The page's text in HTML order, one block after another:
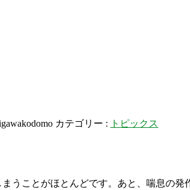
カテゴリー : トピックス
うことがほとんどです。あと、喘息の